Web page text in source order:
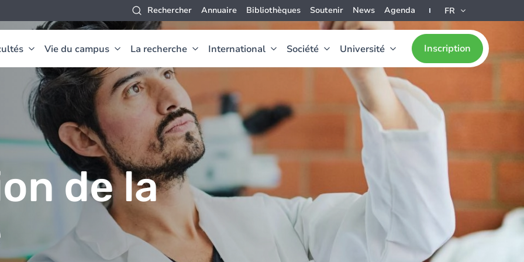
Rechercher Annuaire Bibliothèques Soutenir News Agenda FR
Vie du campus La recherche International Société Université Inscription
de la